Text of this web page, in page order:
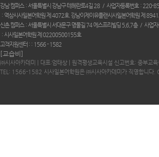
강남 캠퍼스
서울특별시 강남구 테헤란로4길 28 사업자등록번호
220-
역삼시사일본어학원 제 4072호. 강남이제이유플랜시사일본어학원 제
신촌 캠퍼스
서울특별시 서대문구 명물길 74 에스프리빌딩 5,6,7층 사업
시사일본어학원 제 02200500155호
고객지원센터 :
1566 - 1582
[교습비]
㈜시사아카데미 | 대표:엄태상 | 원격평생교육시설 신고번호: 중부
TEL: 1566-1582 시사일본어학원은 ㈜시사아카데미가 직영합니다